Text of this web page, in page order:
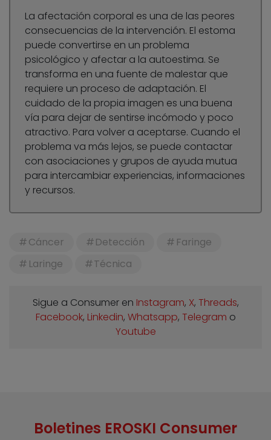
La afectación corporal es una de las peores
consecuencias de la intervención. El estoma
puede convertirse en un problema
psicológico y afectar a la autoestima. Se
transforma en una fuente de malestar que
requiere un proceso de adaptación. El
cuidado de la propia imagen es una buena
vía para dejar de sentirse incómodo y poco
atractivo. Para volver a aceptarse. Cuando el
problema va más lejos, se puede contactar
con asociaciones y grupos de ayuda mutua
para intercambiar experiencias, informaciones
y recursos.
Cáncer Detección
Faringe
Laringe
Técnica
Sigue a Consumer en Instagram, X, Threads,
Facebook, Linkedin, Whatsapp, Telegram o
Youtube
Boletines EROSKI Consumer